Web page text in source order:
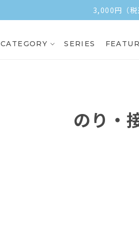
3,000円（税
CATEGORY SERIES
のり・